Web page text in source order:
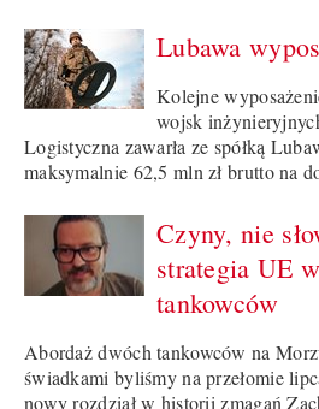
Lubawa
Kolejne
wojsk
Logistyczna zawarła ze spółką
maksymalnie 62,5 mln zł brutto na
Czyny, nie
strategia UE
tankowców
Abordaż dwóch tankowców na
świadkami byliśmy na przełomie
nowy rozdział w historii zmagań